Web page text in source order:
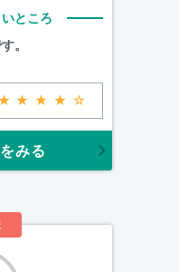
ところ
。
みる